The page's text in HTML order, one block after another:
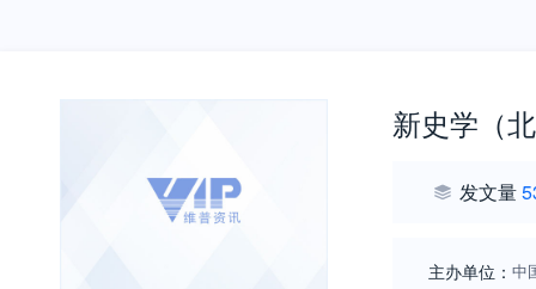
新史学（
发文量
主办单位： 中